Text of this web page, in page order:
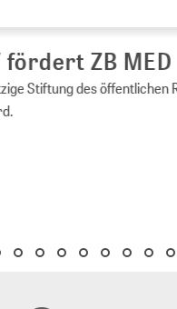
fördert ZB MED
Stiftung des